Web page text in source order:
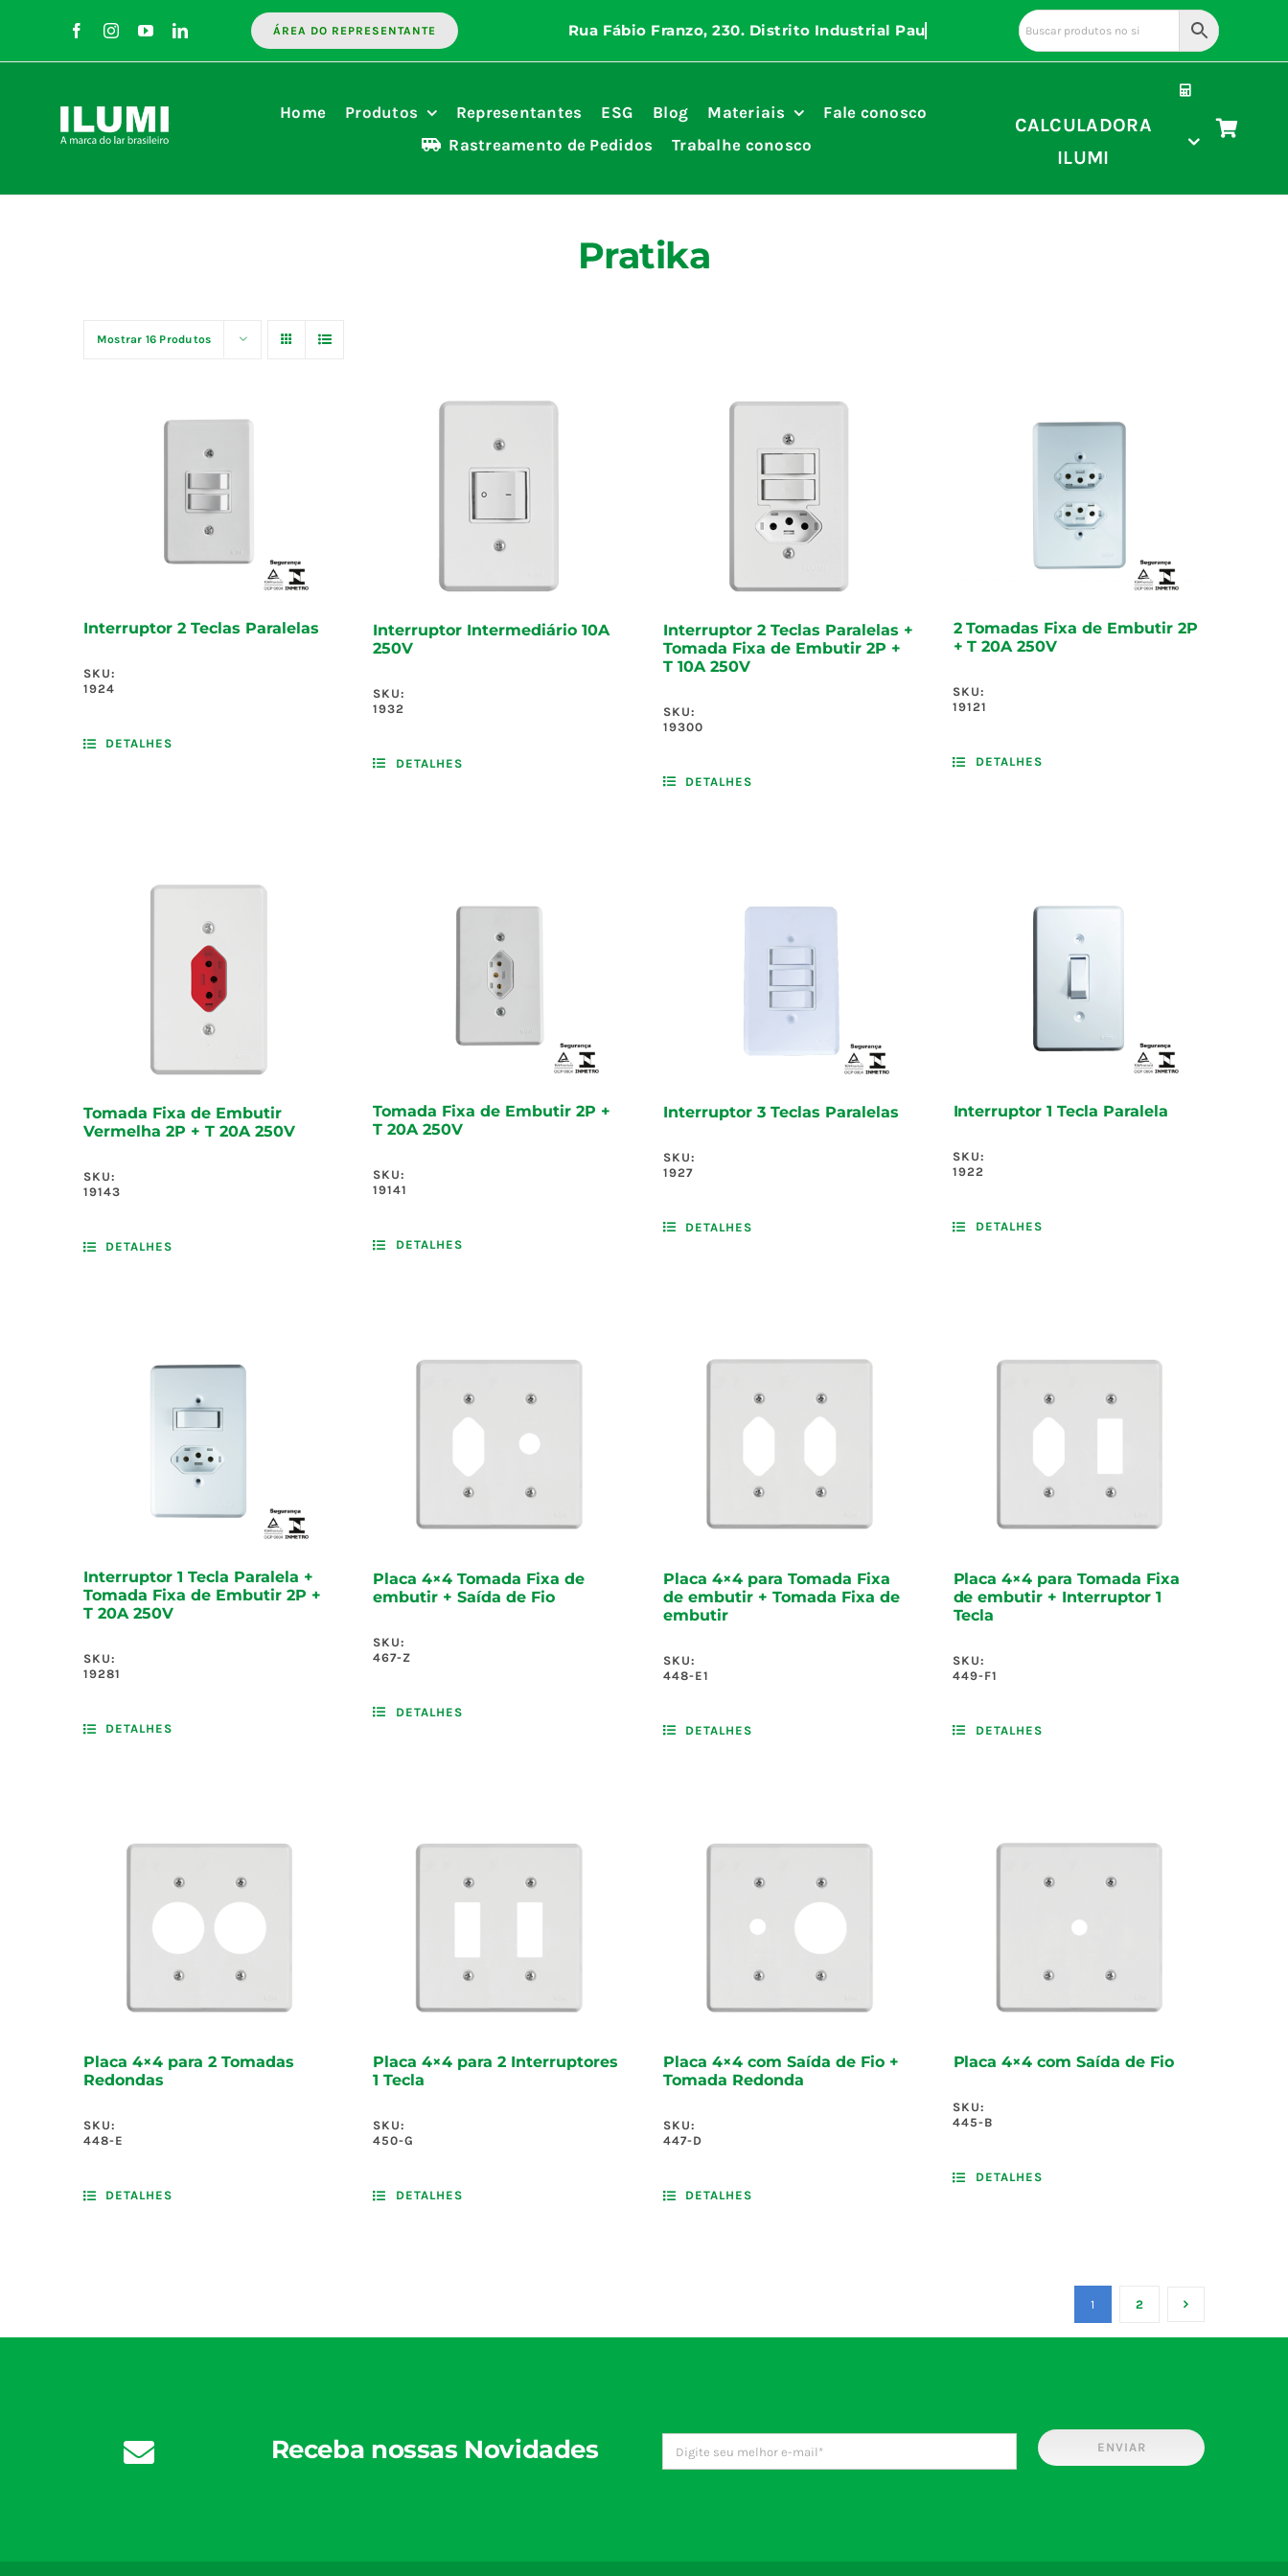
o
ÁREA DO REPRESENTANTE
Home Produtos Representantes ESG Blog Materiais
Fale conosco
Rastreamento de Pedidos
Trabalhe conosco
CALCULADORA
ILUMI
Pratika
Mostrar 16 Produtos
Interruptor 2 Teclas Paralelas
SKU:
1924
DETALHES
Interruptor Intermediário 10A
250V
SKU:
1932
DETALHES
Interruptor 2 Teclas Paralelas +
Tomada Fixa de Embutir 2P +
T 10A 250V
SKU:
19300
DETALHES
2 Tomadas Fixa de Embutir 2P
+ T 20A 250V
SKU:
19121
DETALHES
Tomada Fixa de Embutir
Vermelha 2P + T 20A 250V
SKU:
19143
DETALHES
Tomada Fixa de Embutir 2P +
T 20A 250V
SKU:
19141
DETALHES
Interruptor 3 Teclas Paralelas
SKU:
1927
DETALHES
Interruptor 1 Tecla Paralela
SKU:
1922
DETALHES
Interruptor 1 Tecla Paralela +
Tomada Fixa de Embutir 2P +
T 20A 250V
SKU:
19281
DETALHES
Placa 4×4 Tomada Fixa de
embutir + Saída de Fio
SKU:
467-Z
DETALHES
Placa 4×4 para Tomada Fixa
de embutir + Tomada Fixa de
embutir
SKU:
448-E1
DETALHES
Placa 4×4 para Tomada Fixa
de embutir + Interruptor 1
Tecla
SKU:
449-F1
DETALHES
Placa 4×4 para 2 Tomadas
Redondas
SKU:
448-E
DETALHES
Placa 4×4 para 2 Interruptores
1 Tecla
SKU:
450-G
DETALHES
Placa 4×4 com Saída de Fio +
Tomada Redonda
SKU:
447-D
DETALHES
Placa 4×4 com Saída de Fio
SKU:
445-B
DETALHES
1 2
Receba nossas Novidades ENVIAR